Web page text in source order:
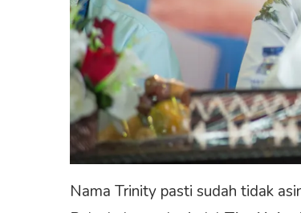
Nama Trinity pasti sudah tidak